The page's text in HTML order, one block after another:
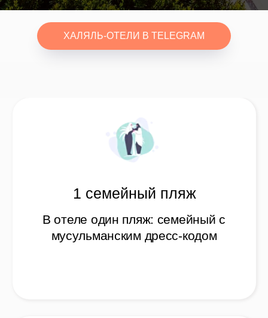
ХАЛЯЛЬ-ОТЕЛИ В TELEGRAM
5 раздельных бассейнов
В отеле один пляж: семейный с
Отель предлагает пять бассейнов
дресс-кодом